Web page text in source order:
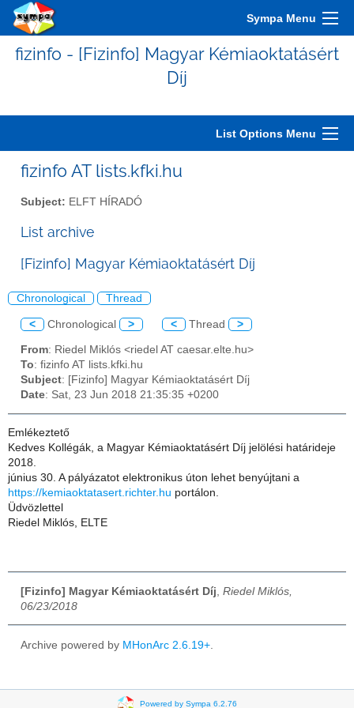
Sympa Menu
fizinfo - [Fizinfo] Magyar Kémiaoktatásért
Díj
List Options Menu
fizinfo AT lists.kfki.hu
Subject: ELFT HÍRADÓ
List archive
[Fizinfo] Magyar Kémiaoktatásért Díj
Chronological Thread
< Chronological > < Thread >
From: Riedel Miklós <riedel AT caesar.elte.hu>
To: fizinfo AT lists.kfki.hu
Subject: [Fizinfo] Magyar Kémiaoktatásért Díj
Date: Sat, 23 Jun 2018 21:35:35 +0200
Emlékeztető
Kedves Kollégák, a Magyar Kémiaoktatásért Díj jelölési határideje
2018.
június 30. A pályázatot elektronikus úton lehet benyújtani a
https://kemiaoktatasert.richter.hu portálon.
Üdvözlettel
Riedel Miklós, ELTE
[Fizinfo] Magyar Kémiaoktatásért Díj Riedel Miklós,
06/23/2018
Archive powered by MHonArc 2.6.19+
Powered by Sympa 6.2.76